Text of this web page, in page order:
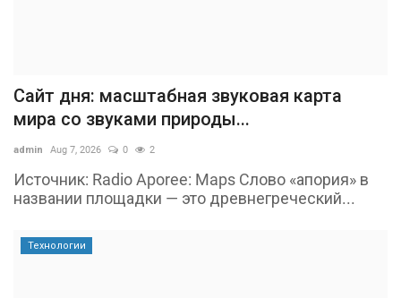
Сайт дня: масштабная звуковая карта
мира со звуками природы...
admin Aug 7, 2026 0 2
Источник: Radio Aporee: Maps Слово «апория» в
названии площадки — это древнегреческий...
Технологии